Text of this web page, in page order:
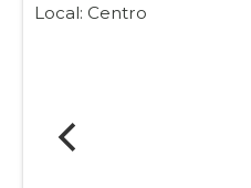
Local: Centro